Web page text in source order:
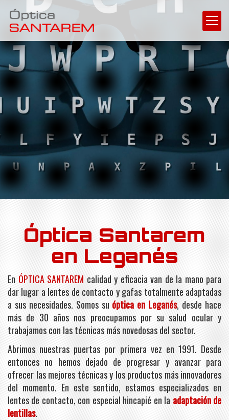
Óptica en
Óptica Santarem
en Leganés
En ÓPTICA SANTAREM calidad y eficacia van de la mano para
dar lugar a lentes de contacto y gafas totalmente adaptadas
a sus necesidades. Somos su óptica en Leganés, desde hace
más de 30 años nos preocupamos por su salud ocular y
trabajamos con las técnicas más novedosas del sector.
Abrimos nuestras puertas por primera vez en 1991. Desde
entonces no hemos dejado de progresar y avanzar para
ofrecer las mejores técnicas y los productos más innovadores
del momento. En este sentido, estamos especializados en
lentes de contacto, con especial hincapié en la adaptación de
lentillas.